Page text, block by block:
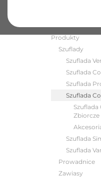
Produkty
Szuflady
Szuflada
Szuflada
Szuflada
Szuflada
Zbiorcze
Szuflada
Szuflada
Prowadnice
Zawiasy